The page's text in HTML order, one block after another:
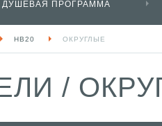
ДУШЕВАЯ ПРОГРАММА
HB20 ОКРУГЛЫЕ
/